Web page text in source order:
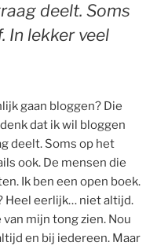
deelt. Soms
In lekker veel
gaan bloggen? Die
dat ik wil bloggen
deelt. Soms op het
ook. De mensen die
Ik ben een open boek.
Heel eerlijk… niet altijd.
mijn tong zien. Nou
en bij iedereen. Maar